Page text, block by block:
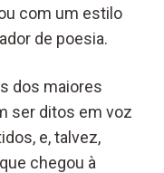
com um estilo
de poesia.
dos maiores
ser ditos em voz
e, talvez,
chegou à